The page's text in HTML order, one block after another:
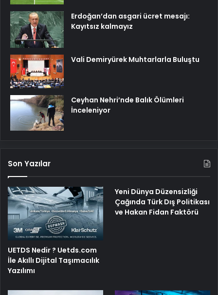
Erdoğan’dan asgari ücret mesajı:
Kayıtsız kalmayız
Vali Demiryürek Muhtarlarla Buluştu
Ceyhan Nehri’nde Balık Ölümleri
İnceleniyor
Son Yazılar
UETDS Nedir ? Uetds.com
İle Akıllı Dijital Taşımacılık
Yazılımı
Yeni Dünya Düzensizliği
Çağında Türk Dış Politikası
ve Hakan Fidan Faktörü